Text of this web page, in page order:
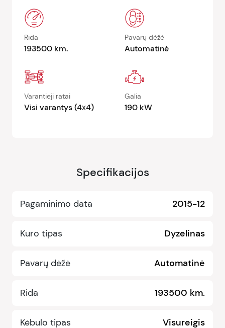
Rida
193500 km.
Pavarų dėžė
Automatinė
Varantieji ratai
Visi varantys (4х4)
Galia
190 kW
Specifikacijos
Pagaminimo data 2015-12
Kuro tipas Dyzelinas
Pavarų dėžė Automatinė
Rida 193500 km.
Kėbulo tipas Visureigis